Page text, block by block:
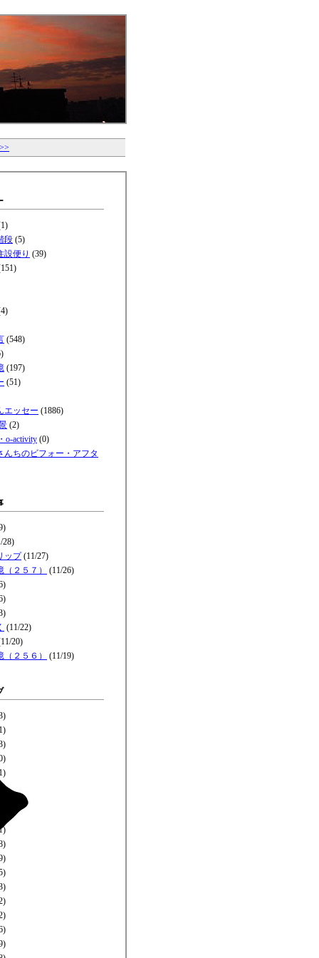
>>
段 (5)
設便り (39)
(548)
(197)
(51)
エッセー (1886)
(2)
o-activity (0)
んちのビフォー・アフタ
28)
ップ(11/27)
２５７）
(11/26)
(11/22)
20)
２５６）
(11/19)